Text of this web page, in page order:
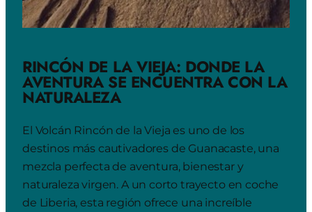
RINCÓN DE LA VIEJA: DONDE LA
AVENTURA SE ENCUENTRA CON LA
NATURALEZA
El Volcán Rincón de la Vieja es uno de los
destinos más cautivadores de Guanacaste, una
mezcla perfecta de aventura, bienestar y
naturaleza virgen. A un corto trayecto en coche
de Liberia, esta región ofrece una increíble